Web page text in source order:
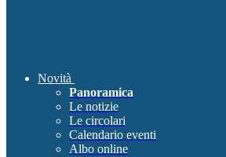
Novità
Panoramica
Le notizie
Le circolari
Calendario eventi
Albo online